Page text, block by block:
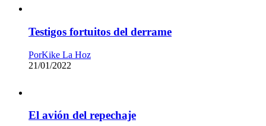
Testigos fortuitos del derrame
PorKike La Hoz
21/01/2022
El avión del repechaje